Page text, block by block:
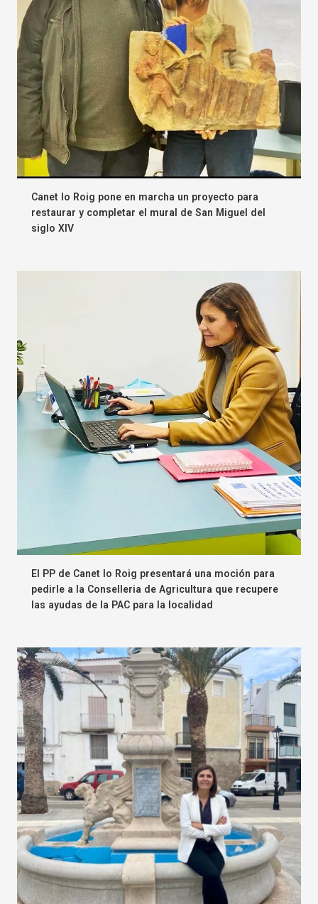
Canet lo Roig pone en marcha un proyecto para
restaurar y completar el mural de San Miguel del
siglo XIV
El PP de Canet lo Roig presentará una moción para
pedirle a la Conselleria de Agricultura que recupere
las ayudas de la PAC para la localidad